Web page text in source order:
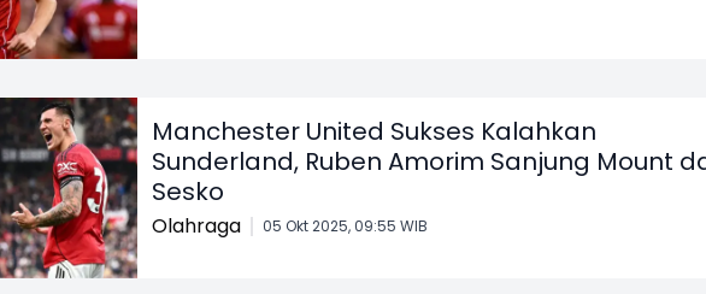
Manchester United Sukses Kalahkan
Sunderland, Ruben Amorim Sanjung Mount
Sesko
Olahraga 05 Okt 2025, 09:55 WIB